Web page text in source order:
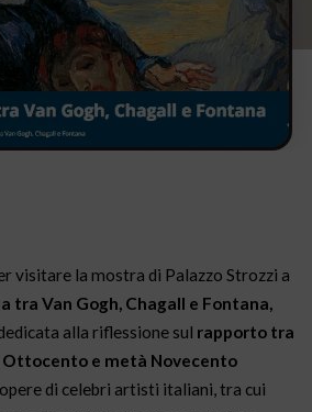
visitare la mostra di Palazzo Strozzi a
tra Van Gogh, Chagall e Fontana,
alla riflessione sul rapporto tra
e metà Novecento
di celebri artisti italiani, tra cui